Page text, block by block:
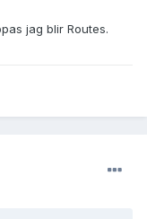
jag blir Routes.